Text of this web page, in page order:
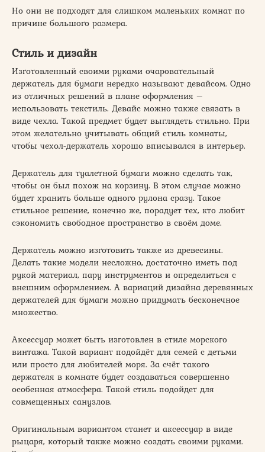
Но они не подходят для слишком маленьких комнат по
причине большого размера.
Стиль и дизайн
Изготовленный своими руками очаровательный
держатель для бумаги нередко называют девайсом. Одно
из отличных решений в плане оформления –
использовать текстиль. Девайс можно также связать в
виде чехла. Такой предмет будет выглядеть стильно. При
этом желательно учитывать общий стиль комнаты,
чтобы чехол-держатель хорошо вписывался в интерьер.
Держатель для туалетной бумаги можно сделать так,
чтобы он был похож на корзину. В этом случае можно
будет хранить больше одного рулона сразу. Такое
стильное решение, конечно же, порадует тех, кто любит
сэкономить свободное пространство в своём доме.
Держатель можно изготовить также из древесины.
Делать такие модели несложно, достаточно иметь под
рукой материал, пару инструментов и определиться с
внешним оформлением. А вариаций дизайна деревянных
держателей для бумаги можно придумать бесконечное
множество.
Аксессуар может быть изготовлен в стиле морского
винтажа. Такой вариант подойдёт для семей с детьми
или просто для любителей моря. За счёт такого
держателя в комнате будет создаваться совершенно
особенная атмосфера. Такой стиль подойдет для
совмещенных санузлов.
Оригинальным вариантом станет и аксессуар в виде
рыцаря, который также можно создать своими руками.